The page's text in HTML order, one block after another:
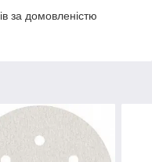
за домовленістю